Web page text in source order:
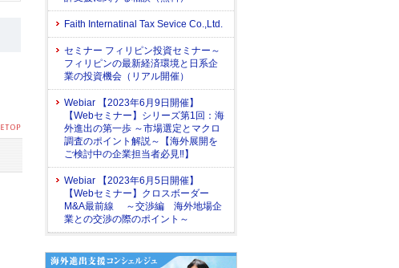
Faith Internatinal Tax Sevice Co.,Ltd.
セミナー フィリピン投資セミナー～
フィリピンの最新経済環境と日系企
業の投資機会（リアル開催）
Webiar 【2023年6月9日開催】
【Webセミナー】シリーズ第1回：海
外進出の第一歩 ～市場選定とマクロ
調査のポイント解説～【海外展開を
ご検討中の企業担当者必見‼】
Webiar 【2023年6月5日開催】
【Webセミナー】クロスボーダー
M&A最前線 ～交渉編 海外地場企
業との交渉の際のポイント～